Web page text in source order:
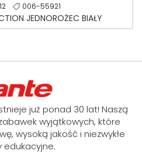
12 006-55921
JEDNOROŻEC BIAŁY
już ponad 30 lat! Naszą
wyjątkowych, które
wysoką jakość i niezwykłe
edukacyjne.